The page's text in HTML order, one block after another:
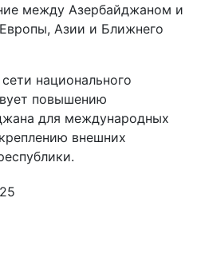
между Азербайджаном и
Азии и Ближнего
национального
повышению
для международных
внешних